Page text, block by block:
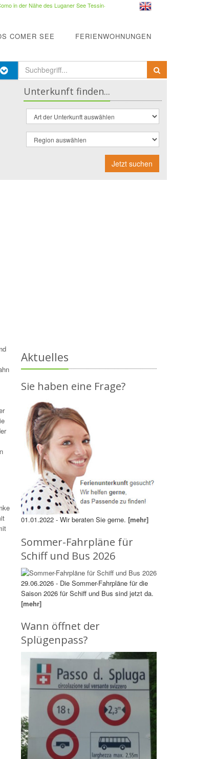
in der Nähe des Luganer See Tessin·
COMER SEE FERIENWOHNUNGEN
Unterkunft finden...
Jetzt suchen
Aktuelles
Sie haben eine Frage?
01.01.2022 - Wir beraten Sie gerne. [mehr]
Sommer-Fahrpläne für
Schiff und Bus 2026
29.06.2026 - Die Sommer-Fahrpläne für die
Saison 2026 für Schiff und Bus sind jetzt da.
[mehr]
Wann öffnet der
Splügenpass?